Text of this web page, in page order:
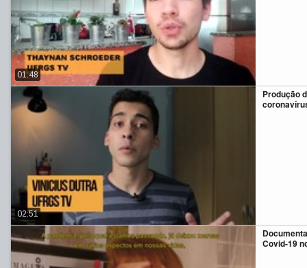
01:48
Produção
02:51
Covid-19